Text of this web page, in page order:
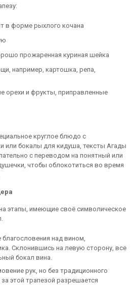
в форме рыхлого кочана
прожаренная куриная шейка
например, картошка, репа,
орехи и фрукты, приправленные
круглое блюдо с
или бокалы для кидуша, тексты Агады
с переводом на понятный или
чтобы облокотиться во время
этапы, имеющие своё символическое
над вином,
Склонившись на левую сторону, все
бокал вина.
рук, но без традиционного
этой трапезой разрешается